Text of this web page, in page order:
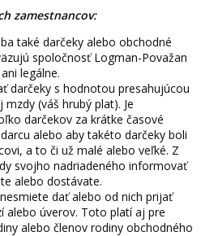
zamestnancov:
také darčeky alebo obchodné
spoločnosť Logman-Považan
legálne.
darčeky s hodnotou presahujúcou
(váš hrubý plat). Je
darčekov za krátke časové
alebo aby takéto darčeky boli
a to či už malé alebo veľké. Z
svojho nadriadeného informovať
alebo dostávate.
dať alebo od nich prijať
alebo úverov. Toto platí aj pre
alebo členov rodiny obchodného